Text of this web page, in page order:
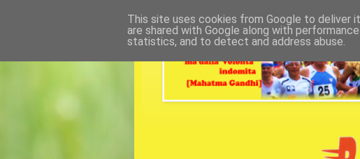
This site uses cookies from Google to deliver
are shared with Google along with
statistics, and to detect and address abuse.